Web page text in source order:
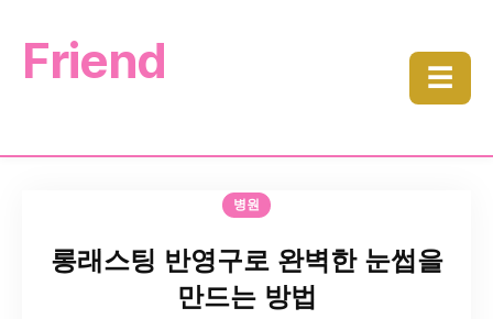
Friend ☰
병원
롱래스팅 반영구로 완벽한 눈썹을
만드는 방법